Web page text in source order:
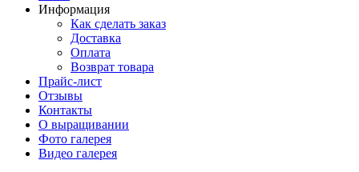
Информация
Как сделать заказ
Доставка
Оплата
Возврат товара
Прайс-лист
Отзывы
Контакты
О выращивании
Фото галерея
Видео галерея